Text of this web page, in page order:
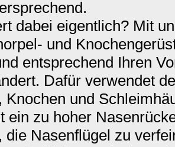
dabei eigentlich? Mit
und
entsprechend Ihren
Dafür verwendet
Knochen und
ein zu hoher
die Nasenflügel zu